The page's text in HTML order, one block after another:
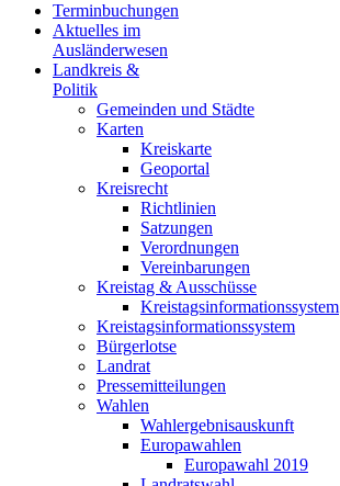
Terminbuchungen
Aktuelles im
Ausländerwesen
Landkreis &
Politik
Gemeinden und Städte
Karten
Kreiskarte
Geoportal
Kreisrecht
Richtlinien
Satzungen
Verordnungen
Vereinbarungen
Kreistag & Ausschüsse
Kreistagsinformationssystem
Kreistagsinformationssystem
Bürgerlotse
Landrat
Pressemitteilungen
Wahlen
Wahlergebnisauskunft
Europawahlen
Europawahl 2019